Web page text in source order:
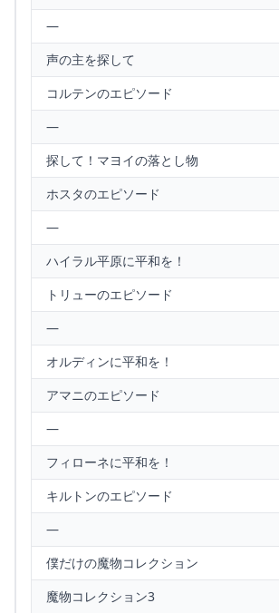
—
声の主を探して
コルテンのエピソード
—
探して！マヨイの落とし物
ホスタのエピソード
—
ハイラル平原に平和を！
トリューのエピソード
—
オルディンに平和を！
アマニのエピソード
—
フィローネに平和を！
キルトンのエピソード
—
僕だけの魔物コレクション
魔物コレクション3